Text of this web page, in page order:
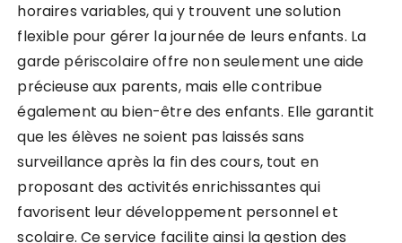
horaires variables, qui y trouvent une solution
flexible pour gérer la journée de leurs enfants. La
garde périscolaire offre non seulement une aide
précieuse aux parents, mais elle contribue
également au bien-être des enfants. Elle garantit
que les élèves ne soient pas laissés sans
surveillance après la fin des cours, tout en
proposant des activités enrichissantes qui
favorisent leur développement personnel et
scolaire. Ce service facilite ainsi la gestion des